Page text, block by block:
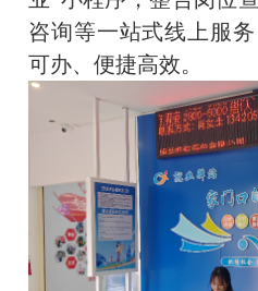
咨询等一站式线上服
可办、便捷高效。